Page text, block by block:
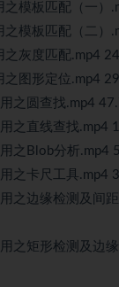
模板匹配（一）
模板匹配（二）
灰度匹配.mp4
图形定位.mp4
之圆查找.mp4
之直线查找.mp4
之Blob分析.mp4
之卡尺工具.mp4
之边缘检测及间
之矩形检测及边